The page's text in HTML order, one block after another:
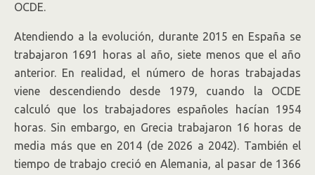
OCDE.
Atendiendo a la evolución, durante 2015 en España se
trabajaron 1691 horas al año, siete menos que el año
anterior. En realidad, el número de horas trabajadas
viene descendiendo desde 1979, cuando la OCDE
calculó que los trabajadores españoles hacían 1954
horas. Sin embargo, en Grecia trabajaron 16 horas de
media más que en 2014 (de 2026 a 2042). También el
tiempo de trabajo creció en Alemania, al pasar de 1366